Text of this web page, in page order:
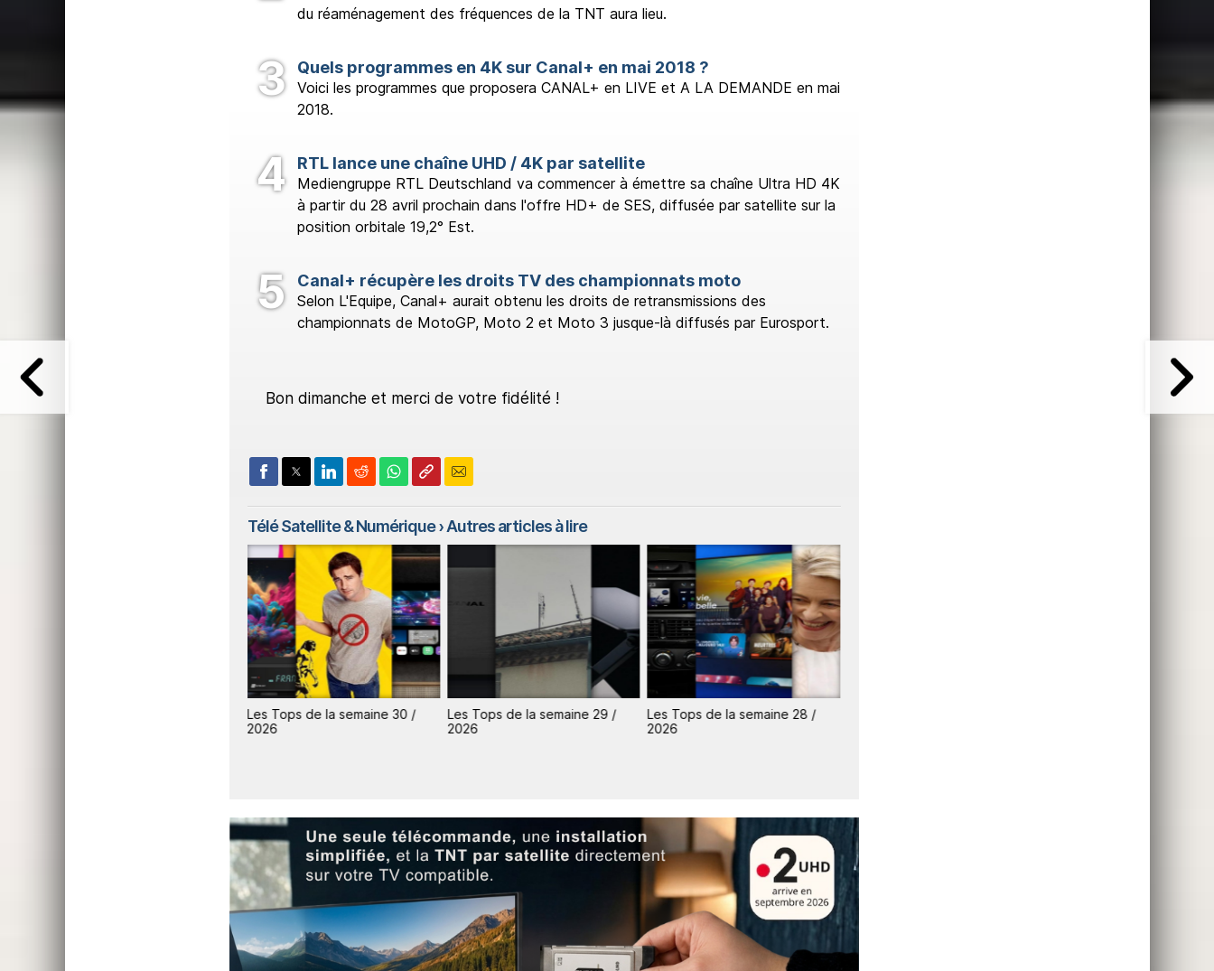
du réaménagement des fréquences de la TNT aura lieu.
Quels programmes en 4K sur Canal+ en mai 2018 ?
Voici les programmes que proposera CANAL+ en LIVE et A LA DEMANDE en mai
2018.
RTL lance une chaîne UHD / 4K par satellite
Mediengruppe RTL Deutschland va commencer à émettre sa chaîne Ultra HD 4K
à partir du 28 avril prochain dans l'offre HD+ de SES, diffusée par satellite sur la
position orbitale 19,2° Est.
Canal+ récupère les droits TV des championnats moto
Selon L'Equipe, Canal+ aurait obtenu les droits de retransmissions des
championnats de MotoGP, Moto 2 et Moto 3 jusque-là diffusés par Eurosport.
Bon dimanche et merci de votre fidélité !
Télé Satellite & Numérique› Autres articles à lire
Les Tops de la semaine 30 /
2026
Les Tops de la semaine 29 /
2026
Les Tops de la semaine 28 /
2026